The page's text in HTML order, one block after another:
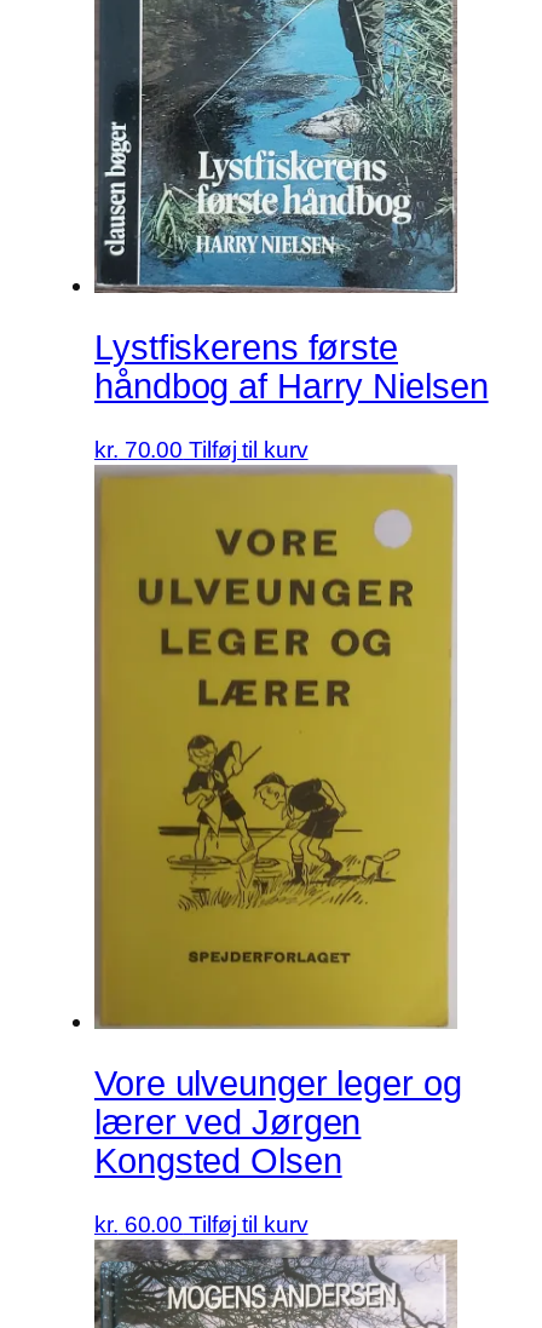
Lystfiskerens første
håndbog af Harry Nielsen
kr. 70.00 Tilføj til kurv
Vore ulveunger leger og
lærer ved Jørgen
Kongsted Olsen
kr. 60.00 Tilføj til kurv